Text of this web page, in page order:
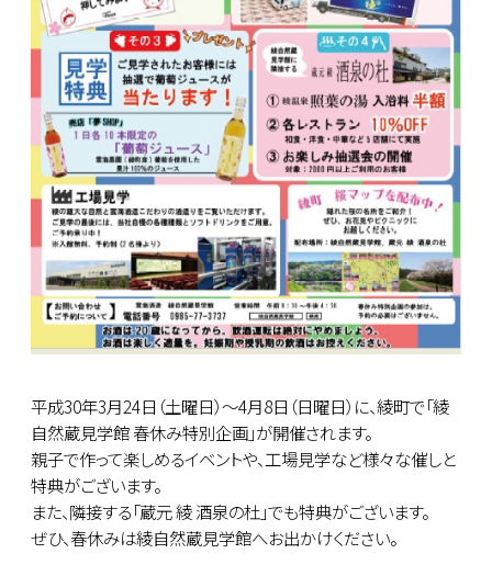
平成30年3月24日（土曜日）～4月8日（日曜日）に、綾町で「綾
自然蔵見学館 春休み特別企画」が開催されます。
親子で作って楽しめるイベントや、工場見学など様々な催しと
特典がございます。
また、隣接する「蔵元 綾 酒泉の杜」でも特典がございます。
ぜひ、春休みは綾自然蔵見学館へお出かけください。